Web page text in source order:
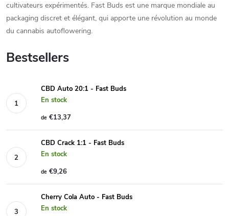
cultivateurs expérimentés. Fast Buds est une marque mondiale au
packaging discret et élégant, qui apporte une révolution au monde
du cannabis autoflowering.
Bestsellers
CBD Auto 20:1 - Fast Buds
En stock
de €13,37
CBD Crack 1:1 - Fast Buds
En stock
de €9,26
Cherry Cola Auto - Fast Buds
En stock